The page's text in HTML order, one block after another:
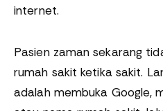
internet.
Pasien zaman sekarang
rumah sakit ketika sakit.
adalah membuka Google,